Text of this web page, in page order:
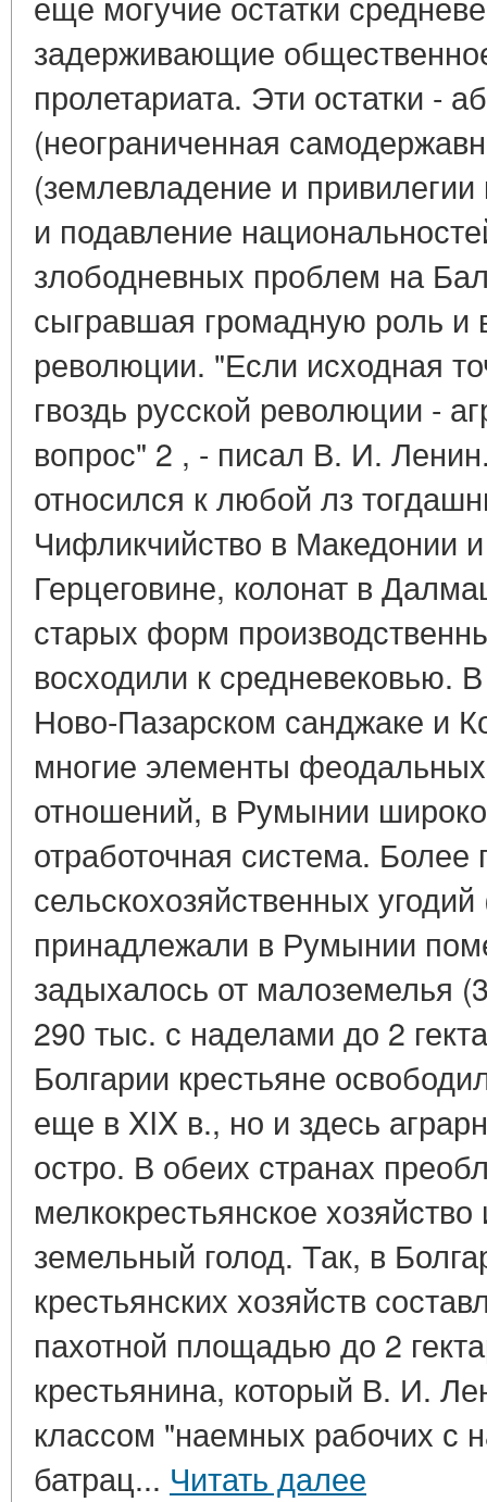
задерживающие
пролетариата. Эти остатки -
(неограниченная
(землевладение и
и подавление
злободневных проблем на
сыгравшая громадную роль и
революции. "Если исходная
гвоздь русской революции -
вопрос" 2 , - писал В. И.
относился к любой лз
Чифликчийство в Македонии
Герцеговине, колонат в
старых форм
восходили к средневековью.
Ново-Пазарском санджаке и
многие элементы
отношений, в Румынии
отработочная система. Более
сельскохозяйственных
принадлежали в Румынии
задыхалось от малоземелья
290 тыс. с наделами до 2
Болгарии крестьяне
еще в XIX в., но и здесь
остро. В обеих странах
мелкокрестьянское
земельный голод. Так, в
крестьянских хозяйств
пахотной площадью до 2
крестьянина, который В. И.
классом "наемных рабочих с
батрац... Читать далее